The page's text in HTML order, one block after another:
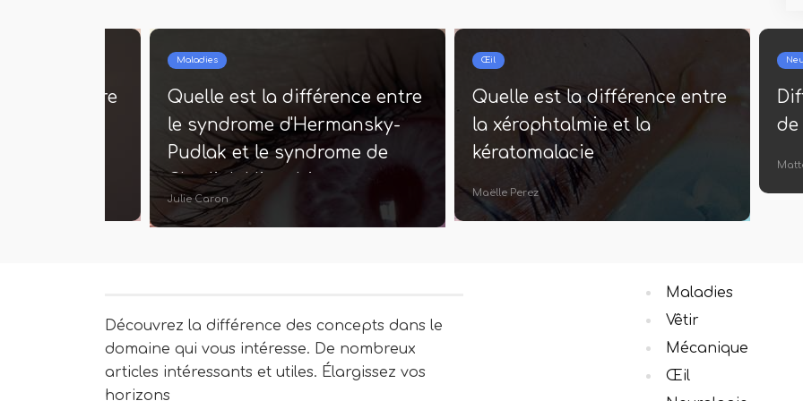
entre
Maladies
Quelle est la différence entre
le syndrome d'Hermansky-
Pudlak et le syndrome de
Chediak Higashi
Julie Caron
Œil
Quelle est la différence entre
la xérophtalmie et la
kératomalacie
Maëlle Perez
de
Découvrez la différence des concepts dans le
domaine qui vous intéresse. De nombreux
articles intéressants et utiles. Élargissez vos
horizons
Maladies
Vêtir
Mécanique
Œil